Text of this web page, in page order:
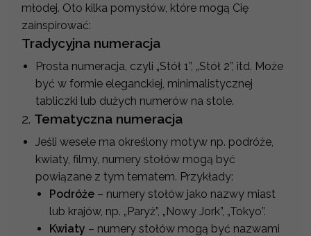
młodej. Oto kilka pomysłów, które mogą Cię
zainspirować:
Tradycyjna numeracja
Prosta numeracja, czyli „Stół 1”, „Stół 2”, itd. Może
być w formie eleganckiej, minimalistycznej
tabliczki lub dużych numerów na stole.
2. Tematyczna numeracja
Jeśli wesele ma określony motyw np. podróże,
kwiaty, filmy, numery stołów mogą być
powiązane z tym tematem. Przykłady:
Podróże – numery stołów jako nazwy miast
lub krajów, np. „Paryż”, „Nowy Jork”, „Tokyo”.
Kwiaty – numery stołów mogą być nazwami